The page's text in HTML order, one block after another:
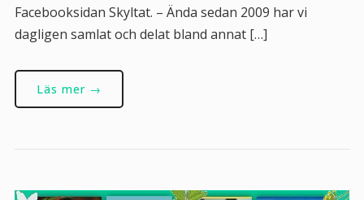
Facebooksidan Skyltat. – Ända sedan 2009 har vi
dagligen samlat och delat bland annat […]
Läs mer →